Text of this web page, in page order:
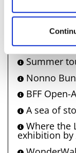
Onde di
Holy
Summer
Nonno
BFF
A sea of
Where the
exhibition